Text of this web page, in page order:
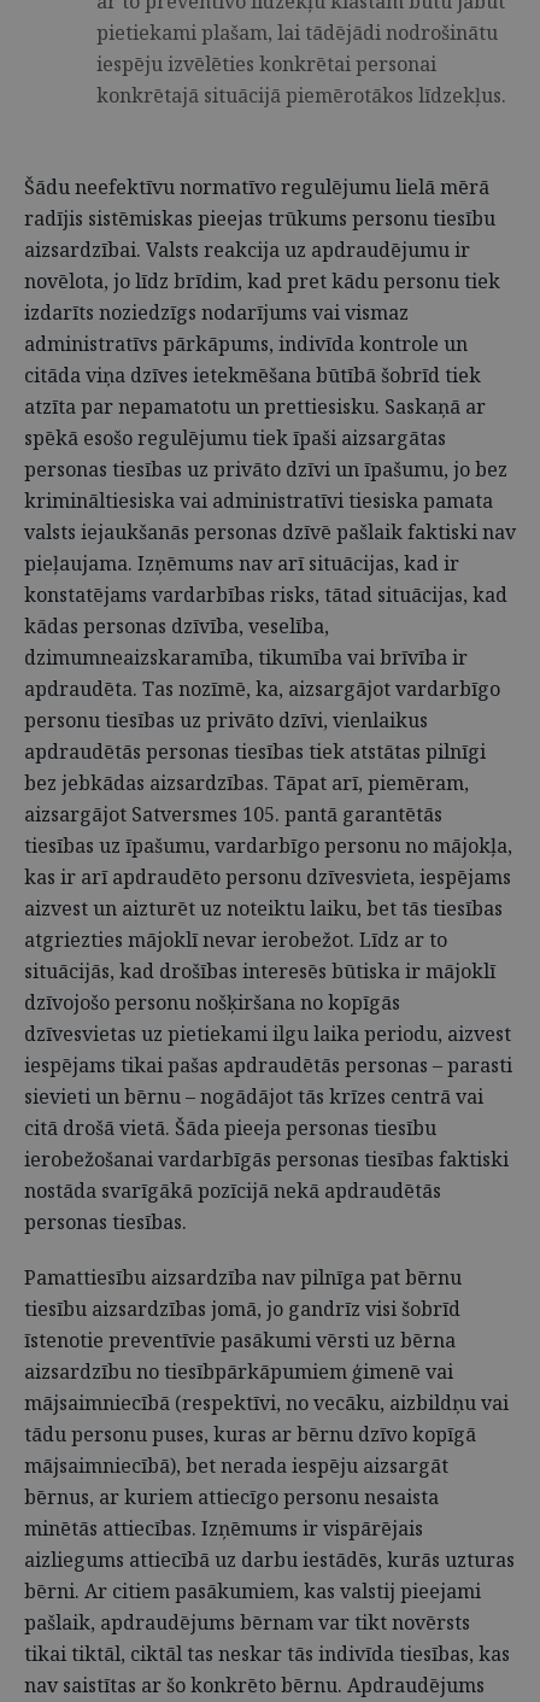
pietiekami plašam, lai tādējādi nodrošinātu
iespēju izvēlēties konkrētai personai
konkrētajā situācijā piemērotākos līdzekļus.
Šādu neefektīvu normatīvo regulējumu lielā mērā
radījis sistēmiskas pieejas trūkums personu tiesību
aizsardzībai. Valsts reakcija uz apdraudējumu ir
novēlota, jo līdz brīdim, kad pret kādu personu tiek
izdarīts noziedzīgs nodarījums vai vismaz
administratīvs pārkāpums, indivīda kontrole un
citāda viņa dzīves ietekmēšana būtībā šobrīd tiek
atzīta par nepamatotu un prettiesisku. Saskaņā ar
spēkā esošo regulējumu tiek īpaši aizsargātas
personas tiesības uz privāto dzīvi un īpašumu, jo bez
krimināltiesiska vai administratīvi tiesiska pamata
valsts iejaukšanās personas dzīvē pašlaik faktiski nav
pieļaujama. Izņēmums nav arī situācijas, kad ir
konstatējams vardarbības risks, tātad situācijas, kad
kādas personas dzīvība, veselība,
dzimumneaizskaramība, tikumība vai brīvība ir
apdraudēta. Tas nozīmē, ka, aizsargājot vardarbīgo
personu tiesības uz privāto dzīvi, vienlaikus
apdraudētās personas tiesības tiek atstātas pilnīgi
bez jebkādas aizsardzības. Tāpat arī, piemēram,
aizsargājot Satversmes 105. pantā garantētās
tiesības uz īpašumu, vardarbīgo personu no mājokļa,
kas ir arī apdraudēto personu dzīvesvieta, iespējams
aizvest un aizturēt uz noteiktu laiku, bet tās tiesības
atgriezties mājoklī nevar ierobežot. Līdz ar to
situācijās, kad drošības interesēs būtiska ir mājoklī
dzīvojošo personu nošķiršana no kopīgās
dzīvesvietas uz pietiekami ilgu laika periodu, aizvest
iespējams tikai pašas apdraudētās personas – parasti
sievieti un bērnu – nogādājot tās krīzes centrā vai
citā drošā vietā. Šāda pieeja personas tiesību
ierobežošanai vardarbīgās personas tiesības faktiski
nostāda svarīgākā pozīcijā nekā apdraudētās
personas tiesības.
Pamattiesību aizsardzība nav pilnīga pat bērnu
tiesību aizsardzības jomā, jo gandrīz visi šobrīd
īstenotie preventīvie pasākumi vērsti uz bērna
aizsardzību no tiesībpārkāpumiem ģimenē vai
mājsaimniecībā (respektīvi, no vecāku, aizbildņu vai
tādu personu puses, kuras ar bērnu dzīvo kopīgā
mājsaimniecībā), bet nerada iespēju aizsargāt
bērnus, ar kuriem attiecīgo personu nesaista
minētās attiecības. Izņēmums ir vispārējais
aizliegums attiecībā uz darbu iestādēs, kurās uzturas
bērni. Ar citiem pasākumiem, kas valstij pieejami
pašlaik, apdraudējums bērnam var tikt novērsts
tikai tiktāl, ciktāl tas neskar tās indivīda tiesības, kas
nav saistītas ar šo konkrēto bērnu. Apdraudējums